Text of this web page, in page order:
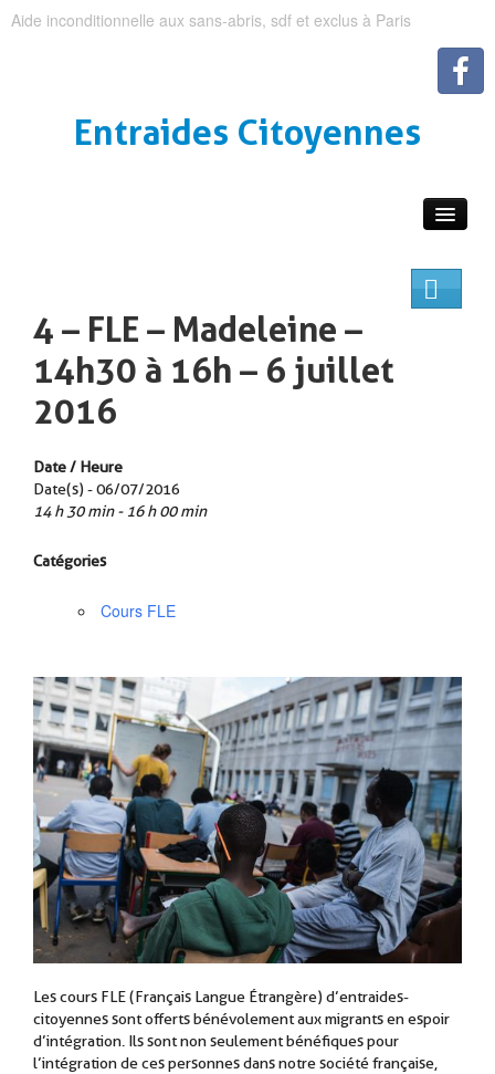
Aide inconditionnelle aux sans-abris, sdf et exclus à Paris
Entraides Citoyennes
4 – FLE – Madeleine –
14h30 à 16h – 6 juillet
2016
Date / Heure
Date(s) - 06/07/2016
14 h 30 min - 16 h 00 min
Catégories
Cours FLE
Les cours FLE (Français Langue Étrangère) d’entraides-
citoyennes sont offerts bénévolement aux migrants en espoir
d’intégration. Ils sont non seulement bénéfiques pour
l’intégration de ces personnes dans notre société française,